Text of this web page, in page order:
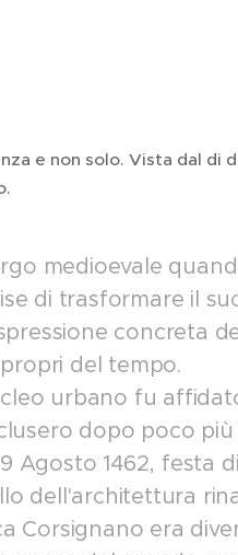
e non solo. Vista dal di
medioevale
di trasformare il
concreta
del tempo.
urbano fu
dopo poco
Agosto 1462, festa
dell'architettura
Corsignano era